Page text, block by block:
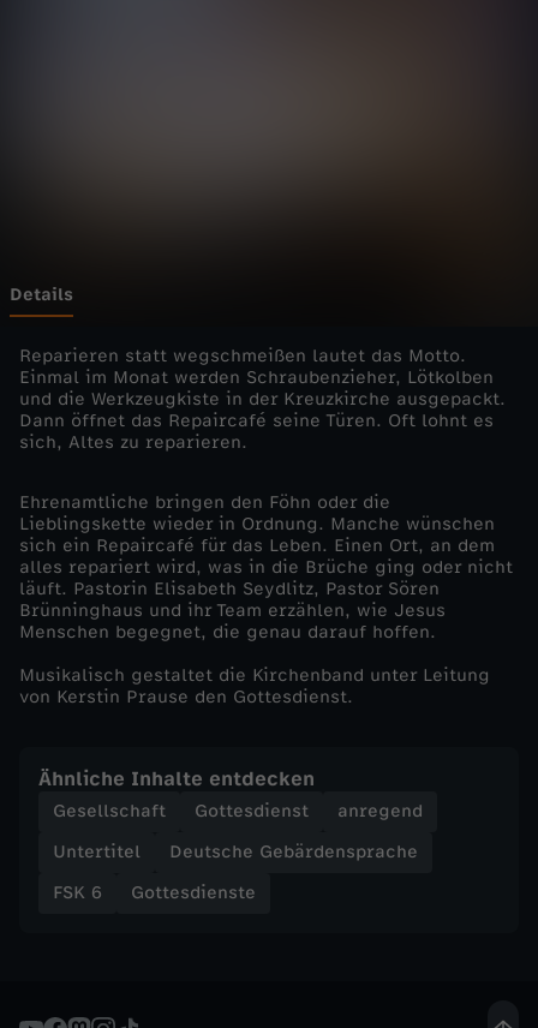
e
-
"
a
g
e
h
t
n
o
Details
Reparieren statt wegschmeißen lautet das Motto.
Einmal im Monat werden Schraubenzieher, Lötkolben
und die Werkzeugkiste in der Kreuzkirche ausgepackt.
Dann öffnet das Repaircafé seine Türen. Oft lohnt es
sich, Altes zu reparieren.
Ehrenamtliche bringen den Föhn oder die
Lieblingskette wieder in Ordnung. Manche wünschen
sich ein Repaircafé für das Leben. Einen Ort, an dem
alles repariert wird, was in die Brüche ging oder nicht
läuft. Pastorin Elisabeth Seydlitz, Pastor Sören
Brünninghaus und ihr Team erzählen, wie Jesus
Menschen begegnet, die genau darauf hoffen.
Musikalisch gestaltet die Kirchenband unter Leitung
von Kerstin Prause den Gottesdienst.
Ähnliche Inhalte entdecken
Gesellschaft Gottesdienst
anregend
Untertitel
Deutsche Gebärdensprache
FSK 6
Gottesdienste